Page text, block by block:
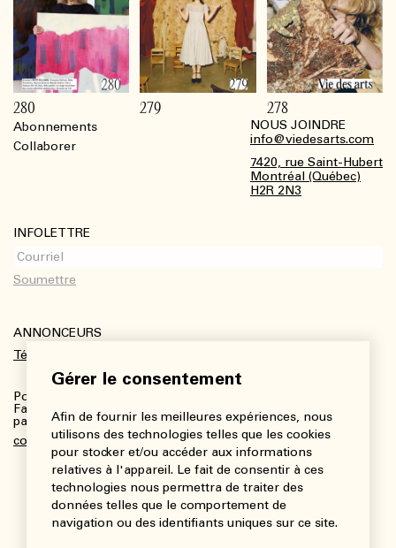
Gérer le consentement
Afin de fournir les meilleures expériences, nous
utilisons des technologies telles que les cookies
pour stocker et/ou accéder aux informations
relatives à l'appareil. Le fait de consentir à ces
technologies nous permettra de traiter des
données telles que le comportement de
navigation ou des identifiants uniques sur ce site.
Abonnements
Collaborer
NOUS JOINDRE
info@viedesarts.com
7420, rue Saint-Hubert
Montréal (Québec)
H2R 2N3
INFOLETTRE
ANNONCEURS
Télécharger le kit média
Pour plus de renseignements :
Fanny Charbonneau, Responsable des communications,
partenariats et publicités
communications@viedesarts.com
280 279 278